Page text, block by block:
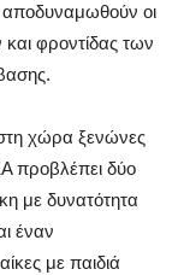
αποδυναμωθούν οι
φροντίδας των
χώρα ξενώνες
προβλέπει δύο
με δυνατότητα
έναν
με παιδιά